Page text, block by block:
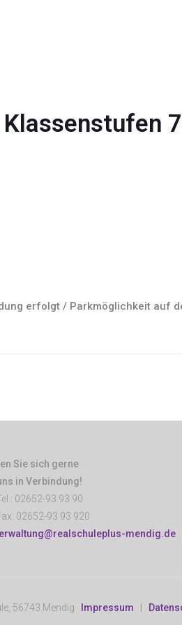
erfolgt / Parkmöglichkeit auf
Sie sich gerne
in Verbindung!
02652-93 93 90
02652-93 93 920
mendig.de
56743 Mendig Impressum